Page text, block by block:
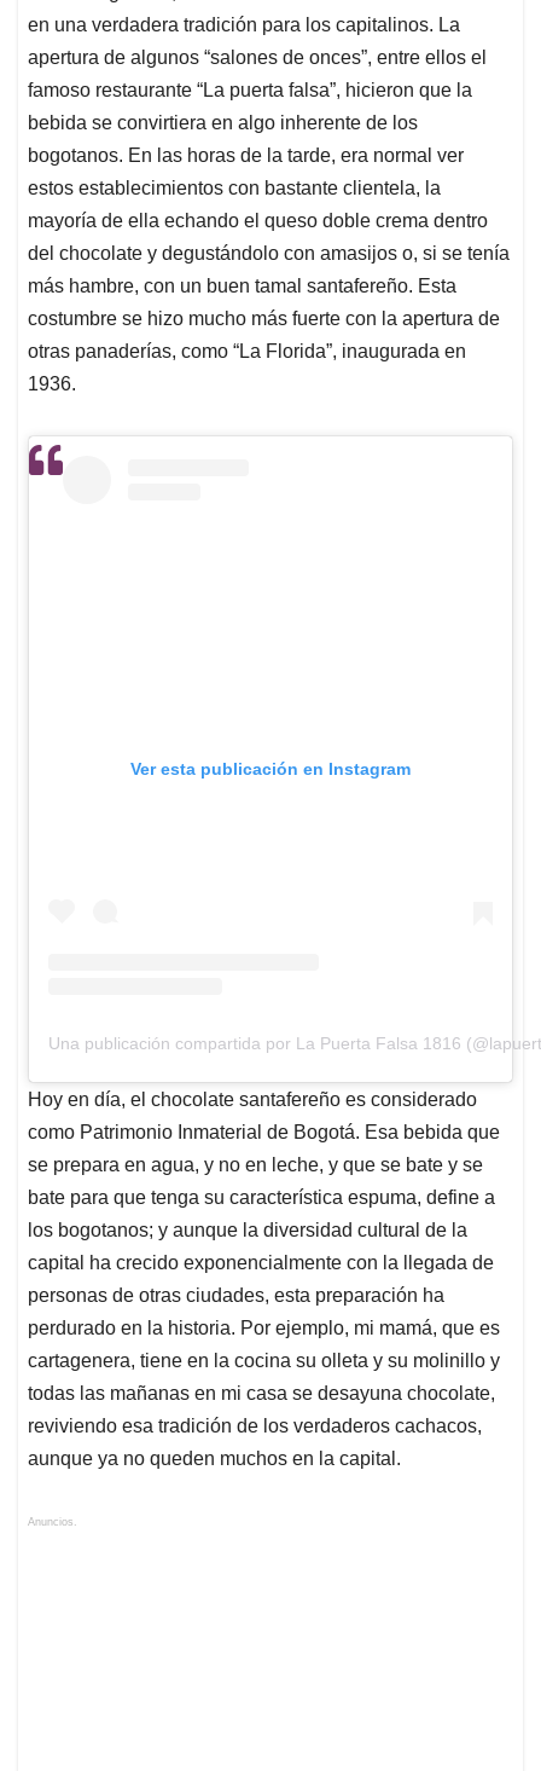
en una verdadera tradición para los capitalinos. La
apertura de algunos “salones de onces”, entre ellos el
famoso restaurante “La puerta falsa”, hicieron que la
bebida se convirtiera en algo inherente de los
bogotanos. En las horas de la tarde, era normal ver
estos establecimientos con bastante clientela, la
mayoría de ella echando el queso doble crema dentro
del chocolate y degustándolo con amasijos o, si se tenía
más hambre, con un buen tamal santafereño. Esta
costumbre se hizo mucho más fuerte con la apertura de
otras panaderías, como “La Florida”, inaugurada en
1936.
Ver esta publicación en Instagram
Una publicación compartida por La Puerta Falsa 1816
Hoy en día, el chocolate santafereño es considerado
como Patrimonio Inmaterial de Bogotá. Esa bebida que
se prepara en agua, y no en leche, y que se bate y se
bate para que tenga su característica espuma, define a
los bogotanos; y aunque la diversidad cultural de la
capital ha crecido exponencialmente con la llegada de
personas de otras ciudades, esta preparación ha
perdurado en la historia. Por ejemplo, mi mamá, que es
cartagenera, tiene en la cocina su olleta y su molinillo y
todas las mañanas en mi casa se desayuna chocolate,
reviviendo esa tradición de los verdaderos cachacos,
aunque ya no queden muchos en la capital.
Anuncios.